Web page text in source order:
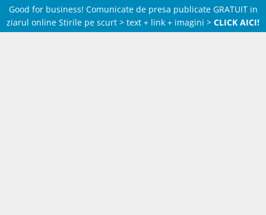
Good for business! Comunicate de presa publicate GRATUIT in
ziarul online Stirile pe scurt > text + link + imagini > CLICK AICI!